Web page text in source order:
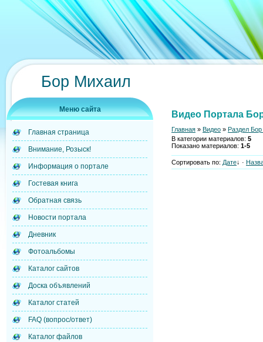
Бор Михаил
Меню сайта
Главная страница
Внимание, Розыск!
Информация о портале
Гостевая книга
Обратная связь
Новости портала
Дневник
Фотоальбомы
Каталог сайтов
Доска объявлений
Каталог статей
FAQ (вопрос/ответ)
Каталог файлов
Видео Портала
Главная » Видео » Раздел
В категории материалов: 5
Показано материалов: 1-5
Сортировать по: Дате↓ ·